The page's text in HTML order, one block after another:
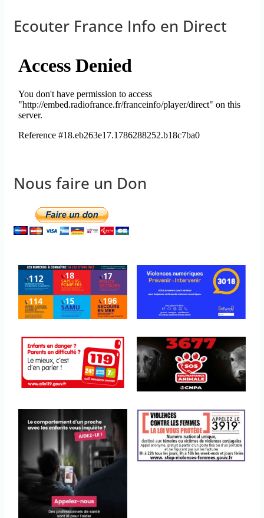
Ecouter France Info en Direct
Nous faire un Don